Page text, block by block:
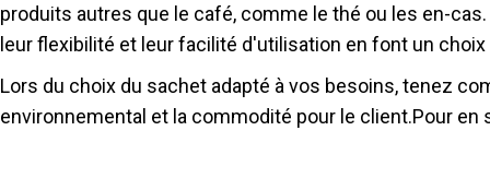
produits autres que le café, comme le thé ou les en-
leur flexibilité et leur facilité d'utilisation en font un
Lors du choix du sachet adapté à vos besoins, tenez
environnemental et la commodité pour le client.Pour en